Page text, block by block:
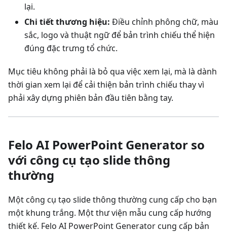
lại.
Chi tiết thương hiệu: Điều chỉnh phông chữ, màu
sắc, logo và thuật ngữ để bản trình chiếu thể hiện
đúng đặc trưng tổ chức.
Mục tiêu không phải là bỏ qua việc xem lại, mà là dành
thời gian xem lại để cải thiện bản trình chiếu thay vì
phải xây dựng phiên bản đầu tiên bằng tay.
Felo AI PowerPoint Generator so
với công cụ tạo slide thông
thường
Một công cụ tạo slide thông thường cung cấp cho bạn
một khung trắng. Một thư viện mẫu cung cấp hướng
thiết kế. Felo AI PowerPoint Generator cung cấp bản